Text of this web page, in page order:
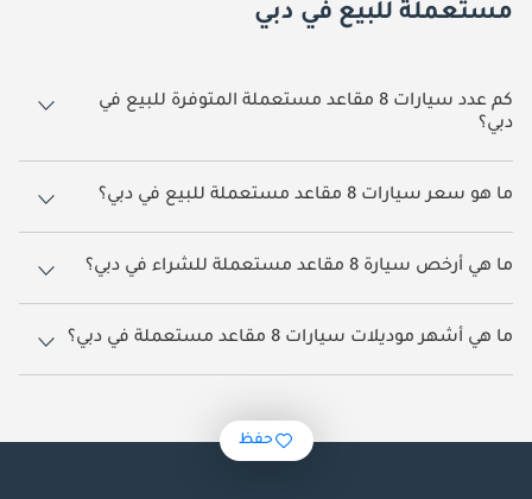
مستعملة للبيع في دبي
كم عدد سيارات 8 مقاعد مستعملة المتوفرة للبيع في
دبي؟
هناك 925 سيارات 8 مقاعد مستعملة متوفرة للبيع في دبي.
ما هو سعر سيارات 8 مقاعد مستعملة للبيع في دبي؟
يبدأ سعر سيارات 8 مقاعد مستعملة في دبي 72,000.
​​ما هي أرخص سيارة 8 مقاعد مستعملة للشراء في دبي؟
أرخص سيارة 8 مقاعد مستعملة بناءً على القوائم المتاحة حالياً هي كيا
سيدونا.
ما هي أشهر موديلات سيارات 8 مقاعد مستعملة في دبي؟
أشهر سيارات 8 مقاعد مستعملة للبيع في دبي هي نيسان باترول, تويوتا لاند
حفظ